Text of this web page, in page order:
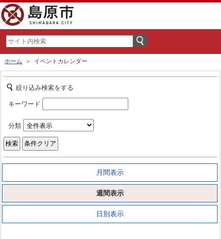
ホーム ＞ イベントカレンダー
絞り込み検索をする
キーワード
分類
月間表示
週間表示
日別表示